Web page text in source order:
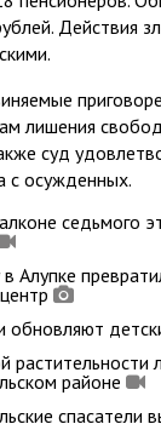
Действия
лишения
суд
с осужденных.
седьмого
Алупке
растительности
районе
спасатели